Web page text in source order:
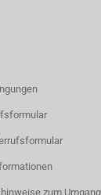
zum